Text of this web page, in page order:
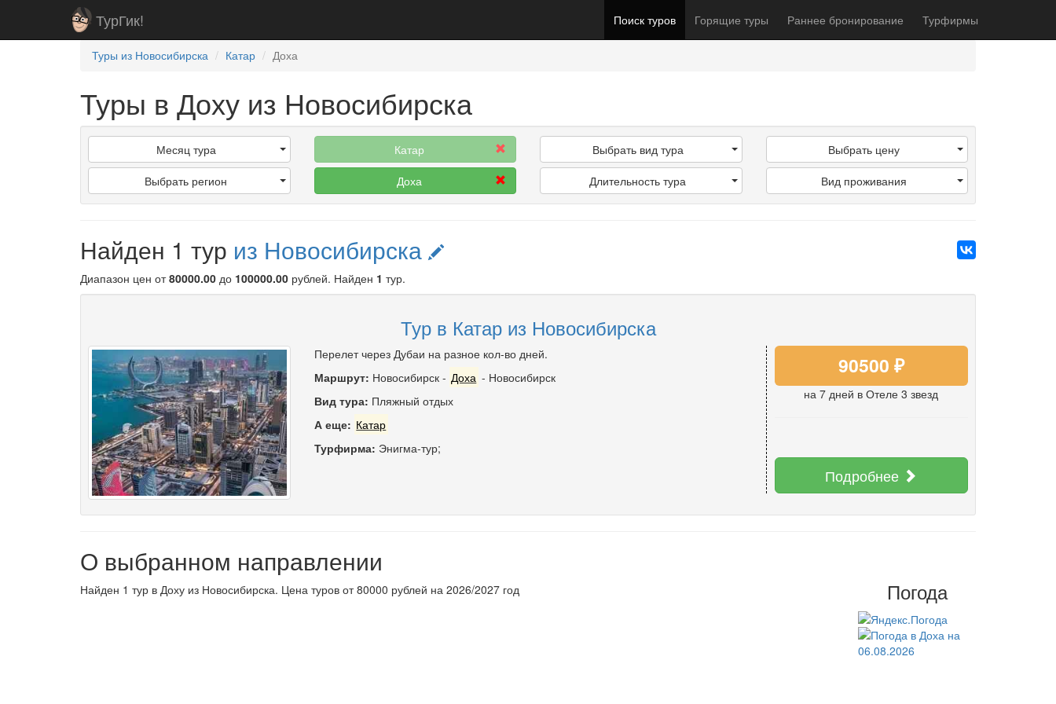
ТурГик! Поиск туров Горящие туры Раннее бронирование Турфирмы
Туры из Новосибирска Катар Доха
Туры в Доху из Новосибирска
Месяц тура
Выбрать регион
Катар
Доха
Выбрать вид тура
Длительность тура
Выбрать цену
Вид проживания
Найден 1 тур из Новосибирска
Диапазон цен от80000.00 до 100000.00 рублей. Найден 1 тур.
Тур в Катар из Новосибирска
Перелет через Дубаи на разное кол-во дней.
Маршрут: Новосибирск- Доха - Новосибирск
Вид тура: Пляжный отдых
А еще: Катар
Турфирма: Энигма-тур;
90500 ₽
на 7 дней в Отеле 3 звезд
Подробнее
О выбранном направлении
Погода
Найден 1 тур в Доху из Новосибирска. Цена туров от 80000 рублей на 2026/2027 год